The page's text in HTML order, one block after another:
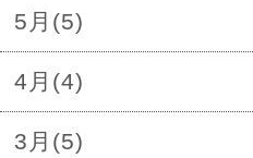
5月(5)
4月(4)
3月(5)